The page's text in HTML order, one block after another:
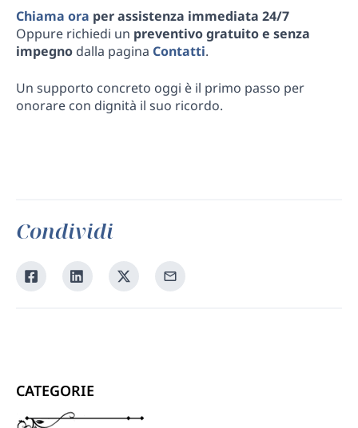
Chiama ora per assistenza immediata 24/7
Oppure richiedi un preventivo gratuito e senza
impegno dalla pagina Contatti.
Un supporto concreto oggi è il primo passo per
onorare con dignità il suo ricordo.
Condividi
Condividi
su
Condividi
su
Condividi
su
Condividi
tramite
CATEGORIE